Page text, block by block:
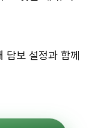
담보 설정과 함께